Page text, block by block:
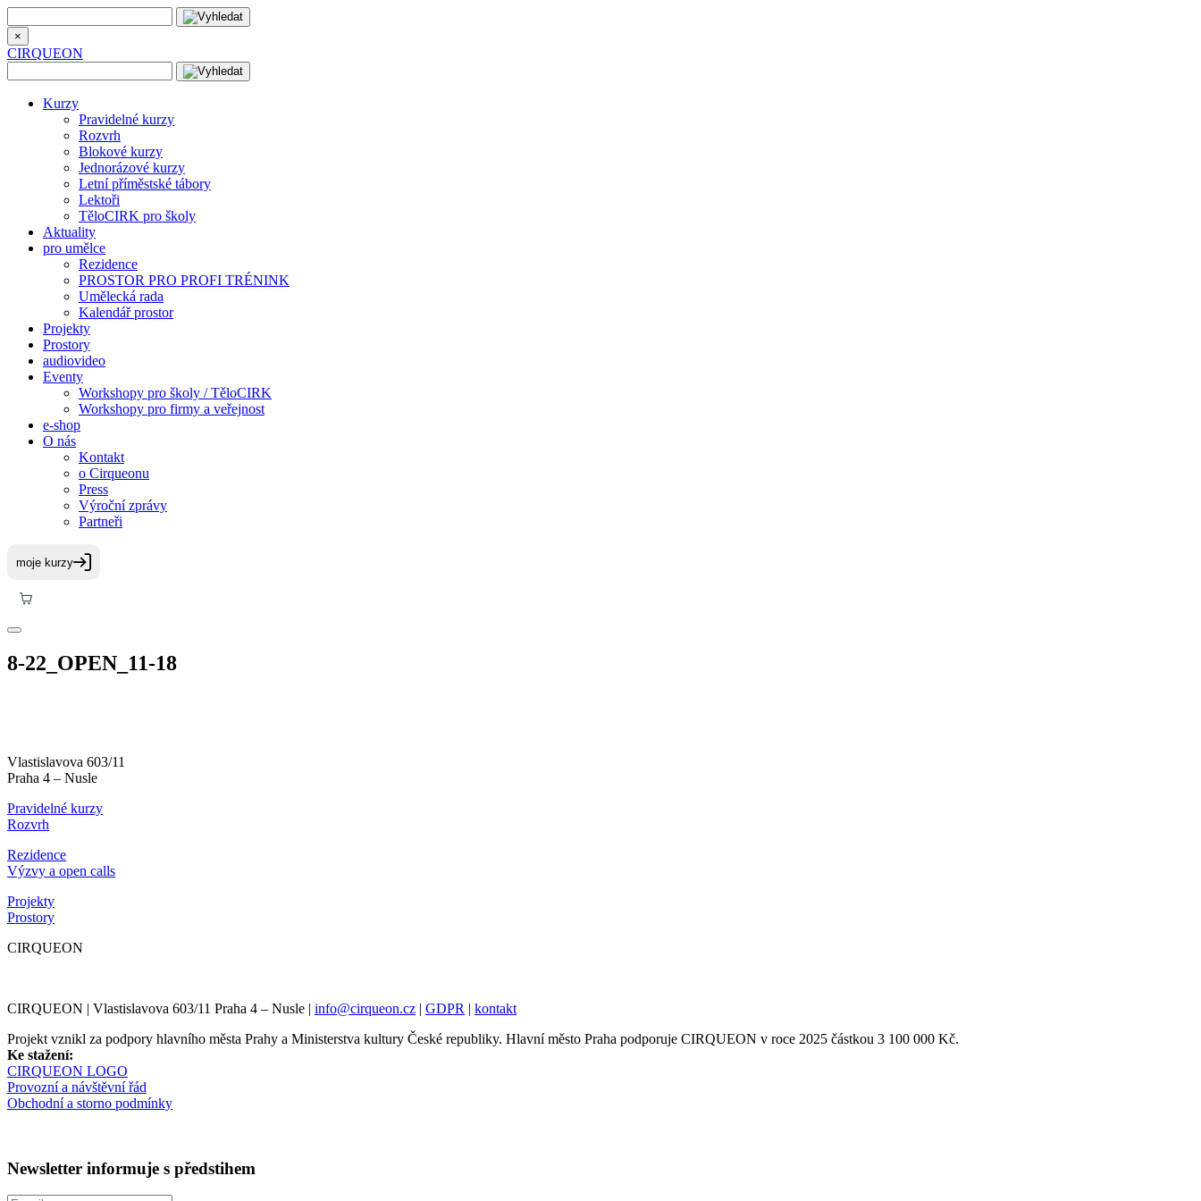
×
CIRQUEON
Kurzy
Pravidelné kurzy
Rozvrh
Blokové kurzy
Jednorázové kurzy
Letní příměstské tábory
Lektoři
TěloCIRK pro školy
Aktuality
pro umělce
Rezidence
PROSTOR PRO PROFI TRÉNINK
Umělecká rada
Kalendář prostor
Projekty
Prostory
audiovideo
Eventy
Workshopy pro školy / TěloCIRK
Workshopy pro firmy a veřejnost
e-shop
O nás
Kontakt
o Cirqueonu
Press
Výroční zprávy
Partneři
8-22_OPEN_11-18
Vlastislavova 603/11
Praha 4 – Nusle
Pravidelné kurzy
Rozvrh
Rezidence
Výzvy a open calls
Projekty
Prostory
CIRQUEON
CIRQUEON | Vlastislavova 603/11 Praha 4 – Nusle | info@cirqueon.cz | GDPR | kontakt
Projekt vznikl za podpory hlavního města Prahy a Ministerstva kultury České republiky. Hlavní město Praha podporuje CIRQUEON v roce 2025 částkou 3 100 000 Kč.
Ke stažení:
CIRQUEON LOGO
Provozní a návštěvní řád
Obchodní a storno podmínky
Newsletter informuje s předstihem